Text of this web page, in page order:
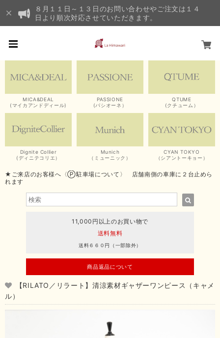
８月１１日～１３日のお問い合わせやご注文は１４
日より順次対応させていただきます。
MICA&DEAL
(マイカアンドディール)
PASSIONE
(パシオーネ）
QTUME
(クチューム）
Dignite Collier
(ディニテコリエ）
Munich
（ミューニック）
CYAN TOKYO
（シアントーキョー）
★ご来店のお客様へ〈Ⓟ駐車場について〉 店舗南側の車庫に２台止めら
れます
11,000円以上のお買い物で
送料無料
送料６６０円（一部除外）
商品返品について
【RILATO／リラート】清涼素材ギャザーワンピース（キャメ
ル）